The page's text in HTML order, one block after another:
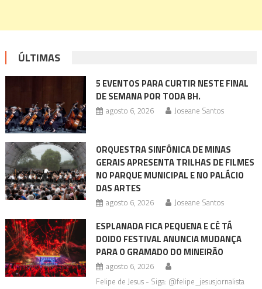
ÚLTIMAS
5 EVENTOS PARA CURTIR NESTE FINAL
DE SEMANA POR TODA BH.
agosto 6, 2026 Joseane Santos
ORQUESTRA SINFÔNICA DE MINAS
GERAIS APRESENTA TRILHAS DE FILMES
NO PARQUE MUNICIPAL E NO PALÁCIO
DAS ARTES
agosto 6, 2026 Joseane Santos
ESPLANADA FICA PEQUENA E CÊ TÁ
DOIDO FESTIVAL ANUNCIA MUDANÇA
PARA O GRAMADO DO MINEIRÃO
agosto 6, 2026
Felipe de Jesus - Siga: @felipe_jesusjornalista